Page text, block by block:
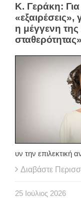
Κ. Γεράκη:
«εξαιρέσεις»,
η μέγγενη
υν την επιλεκτική
Διαβάστε
25 Ιούλιος 2026